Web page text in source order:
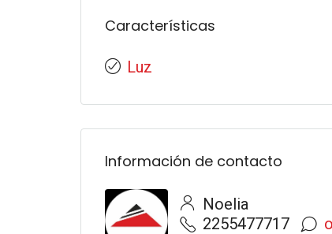
Características
Luz
Información de contacto
Noelia
2255477717